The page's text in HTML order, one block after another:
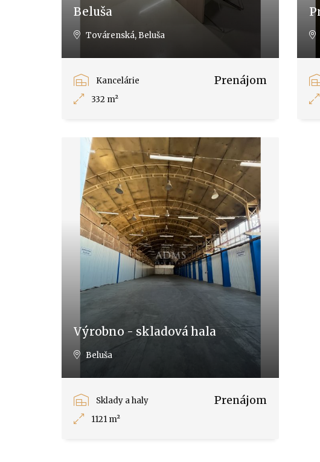
Beluša
Továrenská, Beluša
Kancelárie
332 m²
Prenájom
Výrobno - skladová hala
Beluša
Sklady a haly
1121 m²
Prenájom